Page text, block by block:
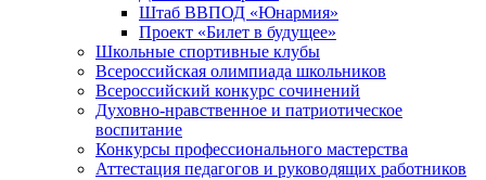
Штаб ВВПОД «Юнармия»
Проект «Билет в будущее»
Школьные спортивные клубы
Всероссийская олимпиада школьников
Всероссийский конкурс сочинений
Духовно-нравственное и патриотическое
воспитание
Конкурсы профессионального мастерства
Аттестация педагогов и руководящих работников